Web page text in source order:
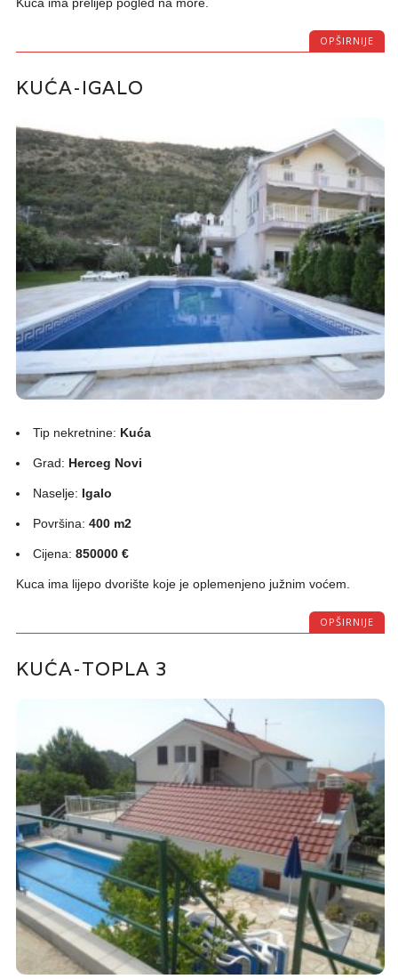
Kuća ima prelijep pogled na more.
OPŠIRNIJE
KUĆA-IGALO
Tip nekretnine: Kuća
Grad: Herceg Novi
Naselje: Igalo
Površina:400 m2
Cijena:850000 €
Kuca ima lijepo dvorište koje je oplemenjeno južnim voćem.
OPŠIRNIJE
KUĆA-TOPLA 3